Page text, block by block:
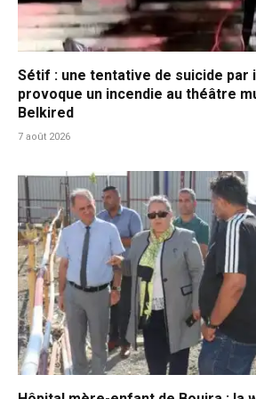
Sétif : une tentative de suicide par
provoque un incendie au théâtre
Belkired
7 août 2026